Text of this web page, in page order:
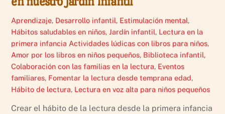
Aprendizaje, Desarrollo infantil, Estimulación mental,
Hábitos saludables en niños,Jardín infantil, Lectura en la
primera infancia Actividades lúdicas con libros para niños,
Amor por los libros en niños pequeños, Biblioteca infantil,
Colaboración con las familias en la lectura, Eventos
familiares, Fomentar la lectura desde temprana edad,
Hábito de lectura, Lectura en voz alta para niños pequeños
Crear el hábito de la lectura desde la primera infancia